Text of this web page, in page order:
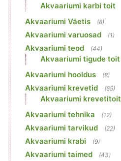
Akvaariumi karbi toit
Akvaariumi Väetis (8)
Akvaariumi varuosad (1)
Akvaariumi teod (44)
Akvaariumi tigude toit
Akvaariumi hooldus (8)
Akvaariumi krevetid (65)
Akvaariumi krevetitoit
Akvaariumi tehnika (12)
Akvaariumi tarvikud (22)
Akvaariumi krabi (9)
Akvaariumi taimed (43)